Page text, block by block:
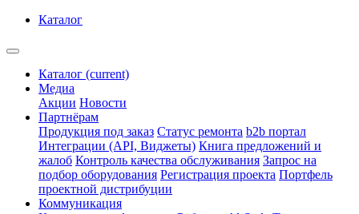
Каталог
Каталог (current)
Медиа
Акции Новости
Партнёрам
Продукция под заказ Статус ремонта b2b портал
Интеграции (API, Виджеты) Книга предложений и
жалоб Контроль качества обслуживания Запрос на
подбор оборудования Регистрация проекта Портфель
проектной дистрибуции
Коммуникация